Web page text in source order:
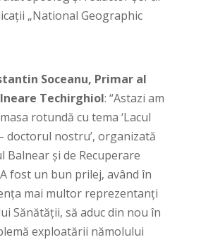
„National Geographic
Soceanu, Primar al
Techirghiol: “Astazi am
rotundă cu tema ‘Lacul
doctorul nostru’, organizată
Balnear și de Recuperare
fost un bun prilej, având în
mai multor reprezentanți
Sănătății, să aduc din nou în
exploatării nămolului